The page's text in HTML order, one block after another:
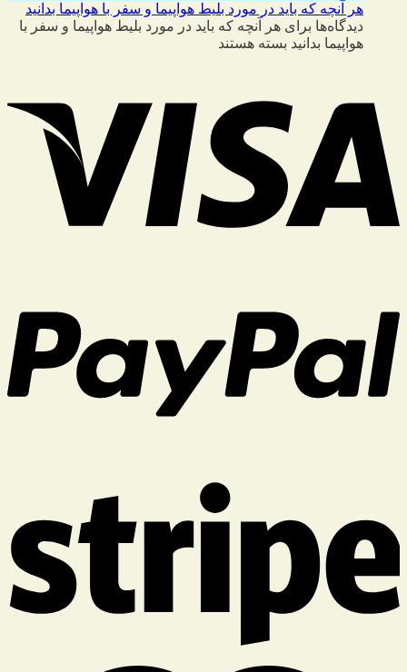
هر آنچه که باید در مورد بلیط هواپیما و سفر با هواپیما بدانید
دیدگاه‌ها برای هر آنچه که باید در مورد بلیط هواپیما و سفر با
هواپیما بدانید بسته هستند